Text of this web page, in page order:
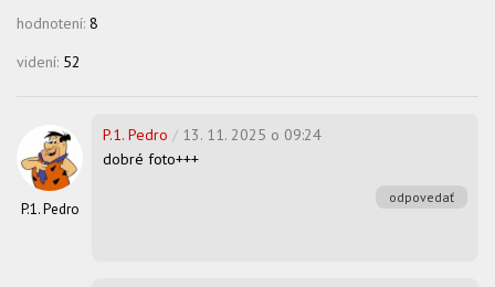
hodnotení: 8
videní: 52
P.1. Pedro
P.1. Pedro / 13. 11. 2025 o 09:24
dobré foto+++
odpovedať